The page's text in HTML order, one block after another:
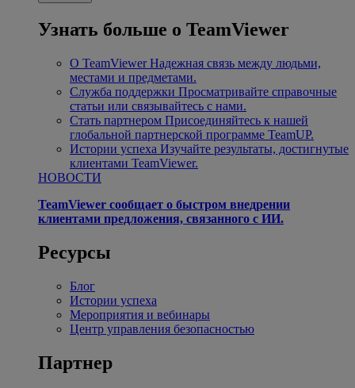
Узнать больше о TeamViewer
О TeamViewer Надежная связь между людьми,
местами и предметами.
Служба поддержки Просматривайте справочные
статьи или связывайтесь с нами.
Стать партнером Присоединяйтесь к нашей
глобальной партнерской программе TeamUP.
Истории успеха Изучайте результаты, достигнутые
клиентами TeamViewer.
НОВОСТИ
TeamViewer сообщает о быстром внедрении
клиентами предложения, связанного с ИИ.
Ресурсы
Блог
Истории успеха
Мероприятия и вебинары
Центр управления безопасностью
Партнер